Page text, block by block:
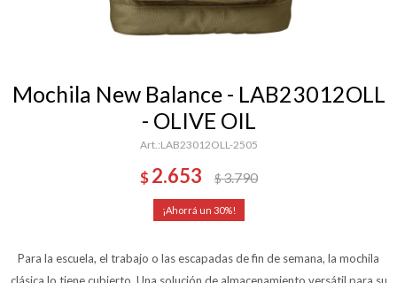
Mochila New Balance - LAB23012OLL
- OLIVE OIL
LAB23012OLL-2505
$ 2.653 $3.790
30
Para la escuela, el trabajo o las escapadas de fin de semana, la mochila